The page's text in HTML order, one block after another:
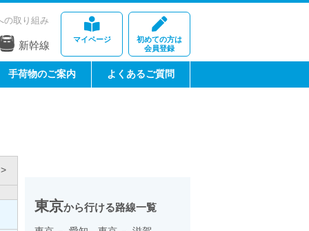
マイページ
初めての方は
会員登録
の取り組み
新幹線
手荷物のご案内 よくあるご質問
東京から行ける路線一覧